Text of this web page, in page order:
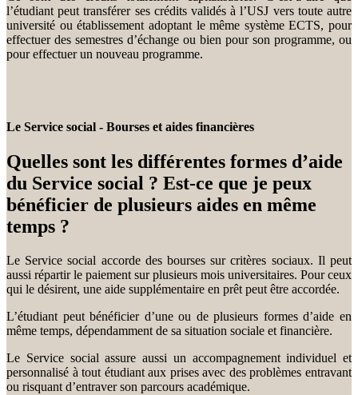
l’étudiant peut transférer ses crédits validés à l’USJ vers toute autre
université ou établissement adoptant le même système ECTS, pour
effectuer des semestres d’échange ou bien pour son programme, ou
pour effectuer un nouveau programme.
Le Service social - Bourses et aides financières
Quelles sont les différentes formes d’aide
du Service social ? Est-ce que je peux
bénéficier de plusieurs aides en même
temps ?
Le Service social accorde des bourses sur critères sociaux. Il peut
aussi répartir le paiement sur plusieurs mois universitaires. Pour ceux
qui le désirent, une aide supplémentaire en prêt peut être accordée.
L’étudiant peut bénéficier d’une ou de plusieurs formes d’aide en
même temps, dépendamment de sa situation sociale et financière.
Le Service social assure aussi un accompagnement individuel et
personnalisé à tout étudiant aux prises avec des problèmes entravant
ou risquant d’entraver son parcours académique.